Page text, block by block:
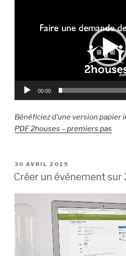
00:00
Bénéficiez d’une version papier
PDF 2houses – premiers pas
PUBLIÉ
LE
30 AVRIL 2019
Créer un évènement sur